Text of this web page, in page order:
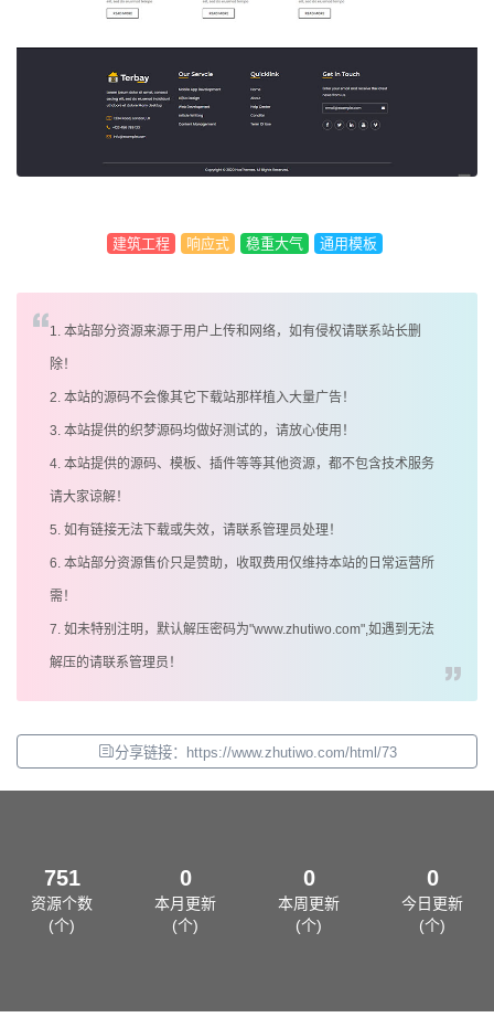
建筑工程 响应式 稳重大气 通用模板
1. 本站部分资源来源于用户上传和网络，如有侵权请联系站长删
除！
2. 本站的源码不会像其它下载站那样植入大量广告！
3. 本站提供的织梦源码均做好测试的，请放心使用！
4. 本站提供的源码、模板、插件等等其他资源，都不包含技术服务
请大家谅解！
5. 如有链接无法下载或失效，请联系管理员处理！
6. 本站部分资源售价只是赞助，收取费用仅维持本站的日常运营所
需！
7. 如未特别注明，默认解压密码为"www.zhutiwo.com",如遇到无法
解压的请联系管理员！
分享链接：https://www.zhutiwo.com/html/73
751
资源个数
(个)
0
本月更新
(个)
0
本周更新
(个)
0
今日更新
(个)